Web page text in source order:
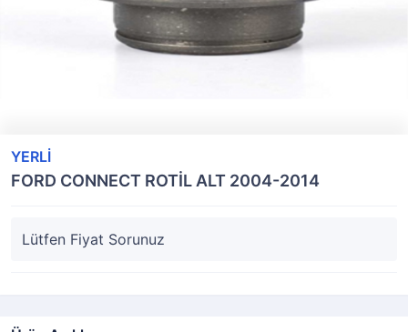
YERLİ
FORD CONNECT ROTİL ALT 2004-2014
Lütfen Fiyat Sorunuz